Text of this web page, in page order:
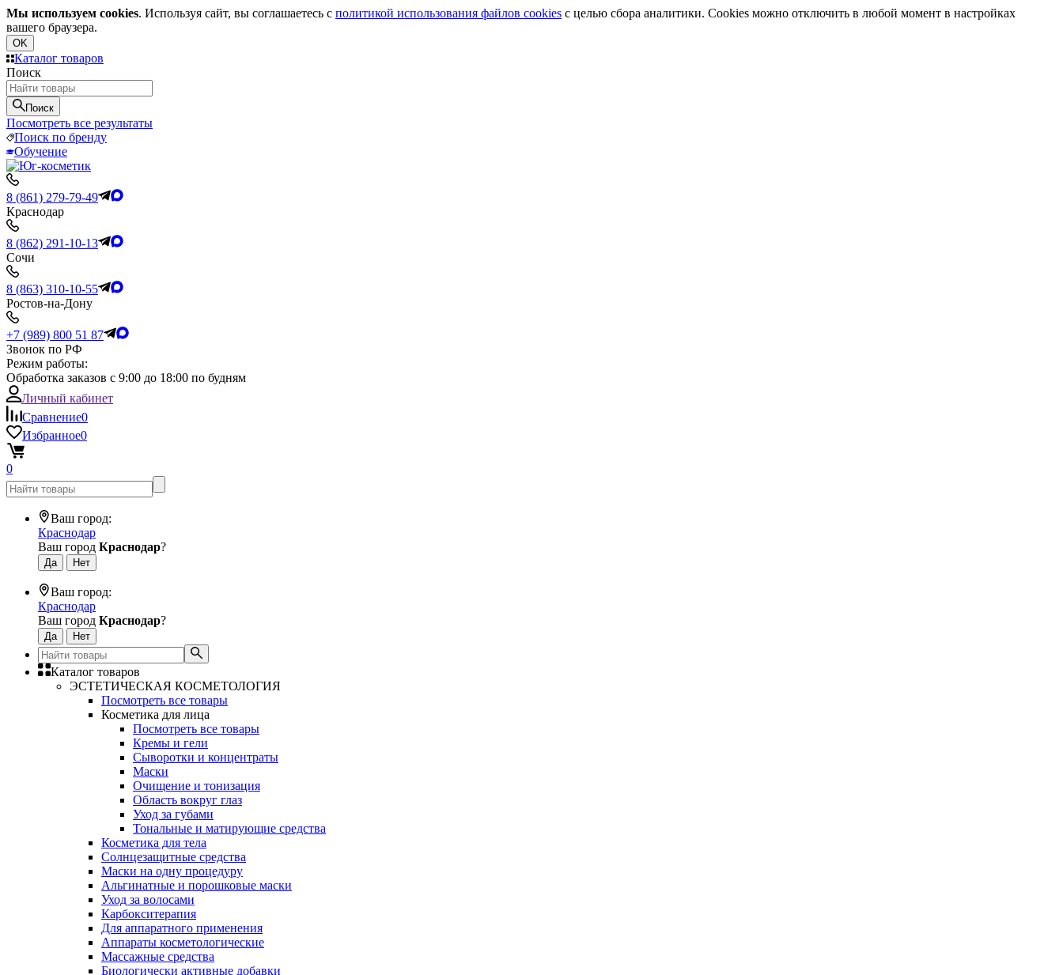
Мы используем cookies. Используя сайт, вы соглашаетесь с политикой использования файлов cookies с целью сбора аналитики. Cookies можно отключить в любой момент в настройках
вашего браузера.
OK
Каталог товаров
Поиск
Поиск
Посмотреть все результаты
Поиск по бренду
Обучение
8 (861) 279-79-49
Краснодар
8 (862) 291-10-13
Сочи
8 (863) 310-10-55
Ростов-на-Дону
+7 (989) 800 51 87
Звонок по РФ
Режим работы:
Обработка заказов с 9:00 до 18:00 по будням
Личный кабинет
Сравнение0
Избранное0
0
Ваш город:
Краснодар
Ваш город Краснодар?
Ваш город:
Краснодар
Ваш город Краснодар?
Каталог товаров
ЭСТЕТИЧЕСКАЯ КОСМЕТОЛОГИЯ
Посмотреть все товары
Косметика для лица
Посмотреть все товары
Кремы и гели
Сыворотки и концентраты
Маски
Очищение и тонизация
Область вокруг глаз
Уход за губами
Тональные и матирующие средства
Косметика для тела
Солнцезащитные средства
Маски на одну процедуру
Альгинатные и порошковые маски
Уход за волосами
Карбокситерапия
Для аппаратного применения
Аппараты косметологические
Массажные средства
Биологически активные добавки